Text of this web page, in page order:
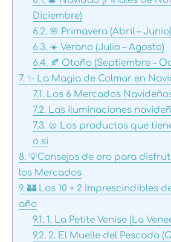
Diciembre)
6.2.🌸 Primavera (Abril – Junio)
6.3.☀️ Verano (Julio – Agosto)
6.4.🍂 Otoño (Septiembre –
7. ✨ La Magia de Colmar en
7.1.Los 6 Mercados
7.2.Las iluminaciones
7.3.🥨 Los productos que
o si
8. 💡Consejos de oro para
los Mercados
9. 🏰 Los 10 + 2 Imprescindibles
año
9.1.1. La Petite Venise (La
9.2.2. El Muelle del Pescado